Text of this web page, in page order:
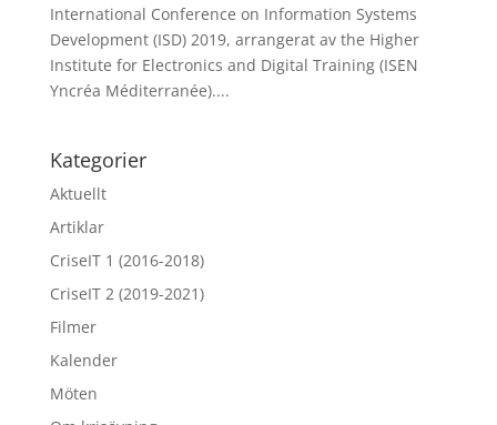
International Conference on Information Systems
Development (ISD) 2019, arrangerat av the Higher
Institute for Electronics and Digital Training (ISEN
Yncréa Méditerranée)....
Kategorier
Aktuellt
Artiklar
CriseIT 1 (2016-2018)
CriseIT 2 (2019-2021)
Filmer
Kalender
Möten